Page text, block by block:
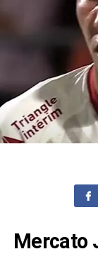
Mercato